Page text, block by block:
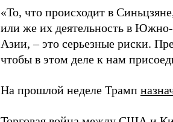
«То, что происходит в
или же их деятельность в
Азии, – это серьезные риски.
чтобы в этом деле к нам
На прошлой неделе Трамп